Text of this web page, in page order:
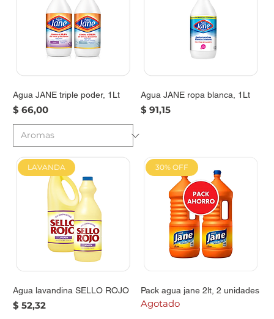
Agua JANE triple poder, 1Lt
Precio
$ 66,00
Agua JANE ropa blanca, 1Lt
Precio
$ 91,15
LAVANDA
Agua lavandina SELLO ROJO
Precio
$ 52,32
30% OFF
Pack agua jane 2lt, 2 unidades
Agotado